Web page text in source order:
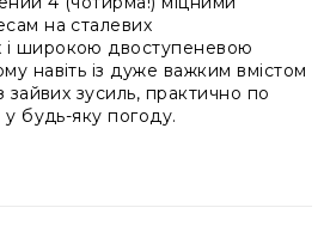
на сталевих
широкою двоступеневою
навіть із дуже важким вмістом
зайвих зусиль, практично по
у будь-яку погоду.